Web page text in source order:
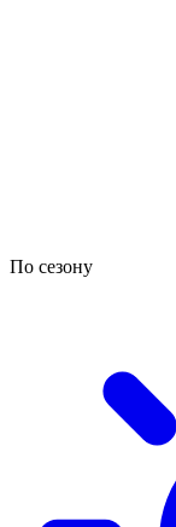
По сезону